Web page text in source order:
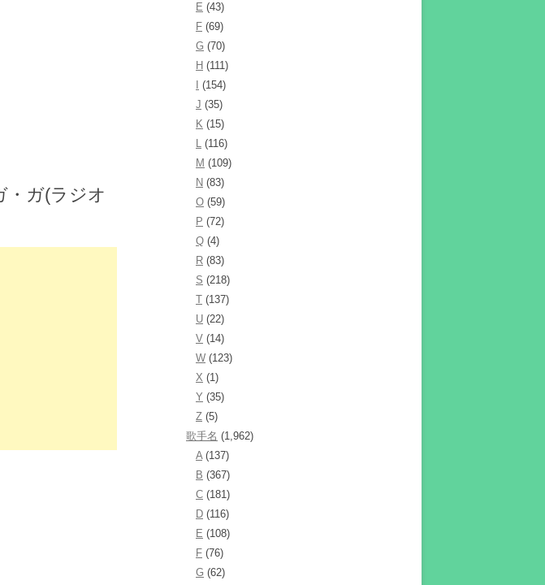
・ガ(ラジオ
E (43)
F (69)
G (70)
H (111)
(154)
J (35)
K (15)
L (116)
M (109)
N (83)
O (59)
P (72)
Q (4)
R (83)
S (218)
T (137)
U (22)
V (14)
W (123)
X (1)
Y (35)
Z (5)
歌手名 (1,962)
A(137)
B (367)
C (181)
D (116)
E (108)
F (76)
G (62)